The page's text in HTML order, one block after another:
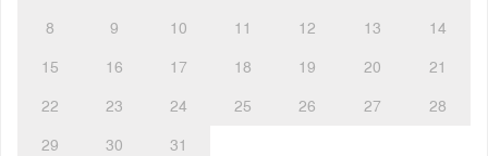
8
9 10 11 12 13
14
15
16 17 18 19 20
21
22
23 24 25 26 27
28
29
30
31